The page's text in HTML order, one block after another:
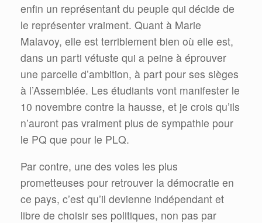
enfin un représentant du peuple qui décide de
le représenter vraiment. Quant à Marie
Malavoy, elle est terriblement bien où elle est,
dans un parti vétuste qui a peine à éprouver
une parcelle d’ambition, à part pour ses sièges
à l’Assemblée. Les étudiants vont manifester le
10 novembre contre la hausse, et je crois qu’ils
n’auront pas vraiment plus de sympathie pour
le PQ que pour le PLQ.
Par contre, une des voies les plus
prometteuses pour retrouver la démocratie en
ce pays, c’est qu’il devienne indépendant et
libre de choisir ses politiques, non pas par